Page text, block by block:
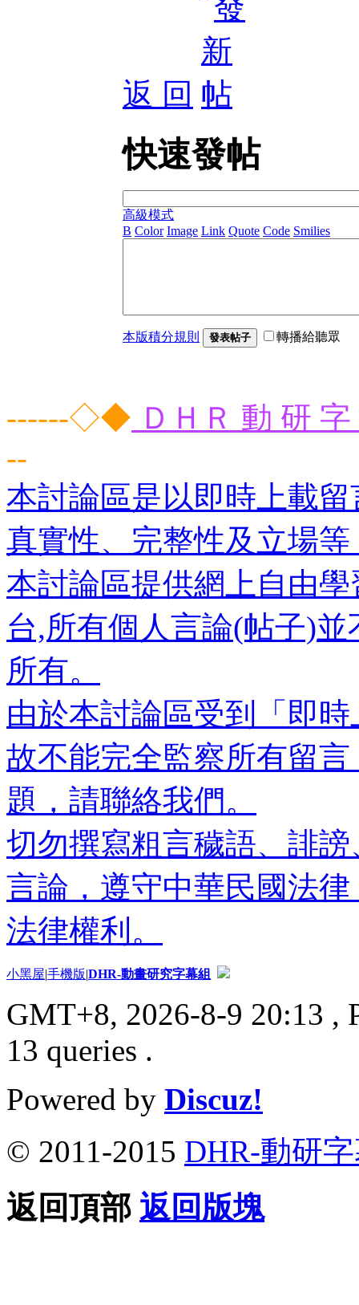
返 回
快速發帖
高級模式
B Color Image Link Quote Code Smilies
本版積分規則 發表帖子 轉播給聽眾
------◇◆ ＤＨＲ 動 研
--
本討論區是以即時上載
真實性、完整性及立場
本討論區提供網上自由
台,所有個人言論(帖子)
所有。
由於本討論區受到「即
故不能完全監察所有留
題，請聯絡我們。
切勿撰寫粗言穢語、誹
言論，遵守中華民國法
法律權利。
小黑屋|手機版|DHR-動畫研究字幕組
GMT+8, 2026-8-9 20:13 ,
13 queries .
Powered by Discuz!
© 2011-2015 DHR-動研
返回頂部 返回版塊